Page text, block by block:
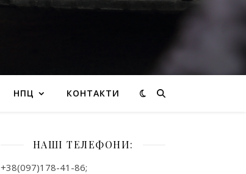
НПЦ КОНТАКТИ
НАШІ ТЕЛЕФОНИ:
+38(097)178-41-86;